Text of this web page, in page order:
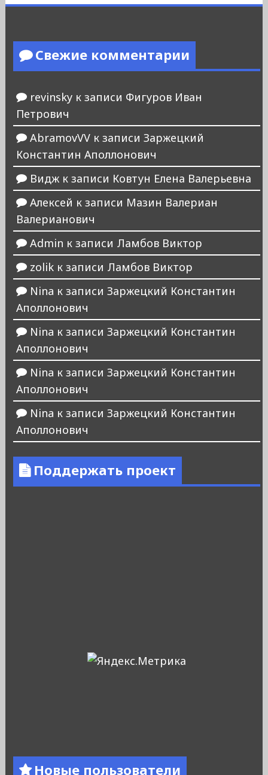
Свежие комментарии
revinskyк записи Фигуров Иван
Петрович
AbramovVVк записи Заржецкий
Константин Аполлонович
Виджк записи Ковтун Елена Валерьевна
Алексей к записи Мазин Валериан
Валерианович
Admin к записи Ламбов Виктор
zolikк записи Ламбов Виктор
Nina к записи Заржецкий Константин
Аполлонович
Nina к записи Заржецкий Константин
Аполлонович
Nina к записи Заржецкий Константин
Аполлонович
Nina к записи Заржецкий Константин
Аполлонович
Поддержать проект
Новые пользователи